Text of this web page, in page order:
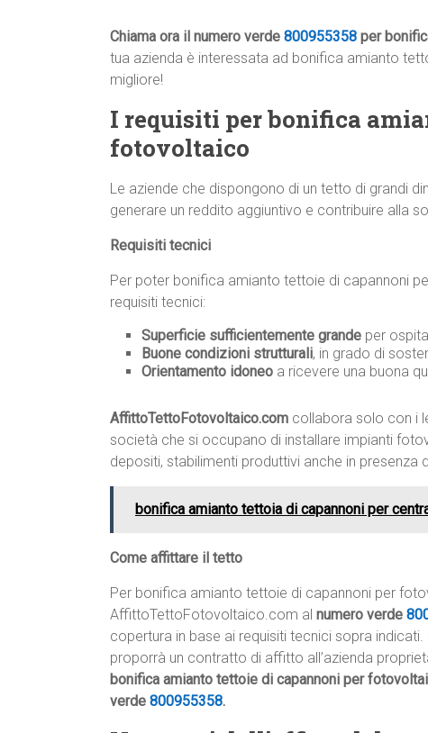
Chiama ora il numero verde 800955358 per
tua azienda è interessata ad bonifica amianto
migliore!
I requisiti per bonifica
fotovoltaico
Le aziende che dispongono di un tetto di grandi
generare un reddito aggiuntivo e contribuire alla
Requisiti tecnici
Per poter bonifica amianto tettoie di capannoni
requisiti tecnici:
Superficie sufficientemente grande per
Buone condizioni strutturali, in grado di
Orientamento idoneo a ricevere una buona
AffittoTettoFotovoltaico.com collabora solo con i
società che si occupano di installare impianti
depositi, stabilimenti produttivi anche in presenza
bonifica amianto tettoia di capannoni per
Come affittare il tetto
Per bonifica amianto tettoie di capannoni per
AffittoTettoFotovoltaico.com al numero verde
copertura in base ai requisiti tecnici sopra
proporrà un contratto di affitto all’azienda
bonifica amianto tettoie di capannoni per
verde 800955358.